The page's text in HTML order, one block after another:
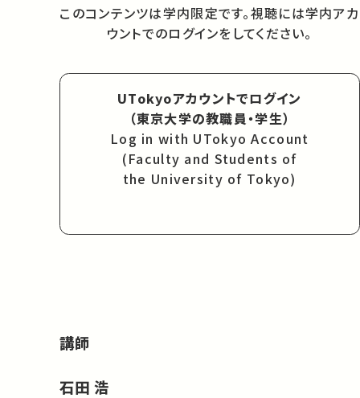
このコンテンツは学内限定です。視聴には学内アカ
ウントでのログインをしてください。
UTokyoアカウントでログイン
（東京大学の教職員・学生）
Log in with UTokyo Account
(Faculty and Students of
the University of Tokyo)
講師
石田 浩